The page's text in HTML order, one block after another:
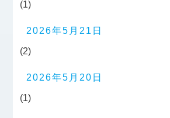
(1)
2026年5月21日
(2)
2026年5月20日
(1)